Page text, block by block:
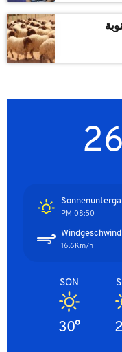
08:50 PM
16.6Km/h
SON
30°